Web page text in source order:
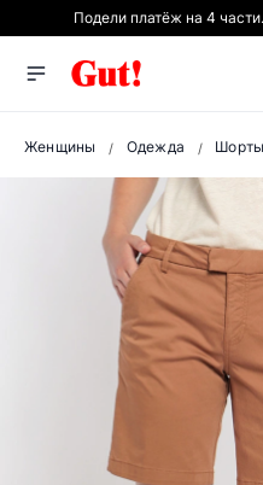
Подели платёж на 4
Женщины Одежда Шорты